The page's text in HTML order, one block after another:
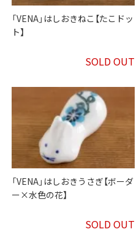
「VENA」はしおきねこ【たこドッ
ト】
SOLD OUT
「VENA」はしおきうさぎ【ボーダ
ー×水色の花】
SOLD OUT